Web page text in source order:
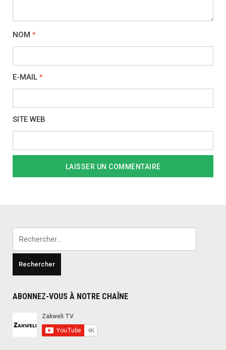
NOM *
E-MAIL *
SITE WEB
ABONNEZ-VOUS À NOTRE CHAÎNE